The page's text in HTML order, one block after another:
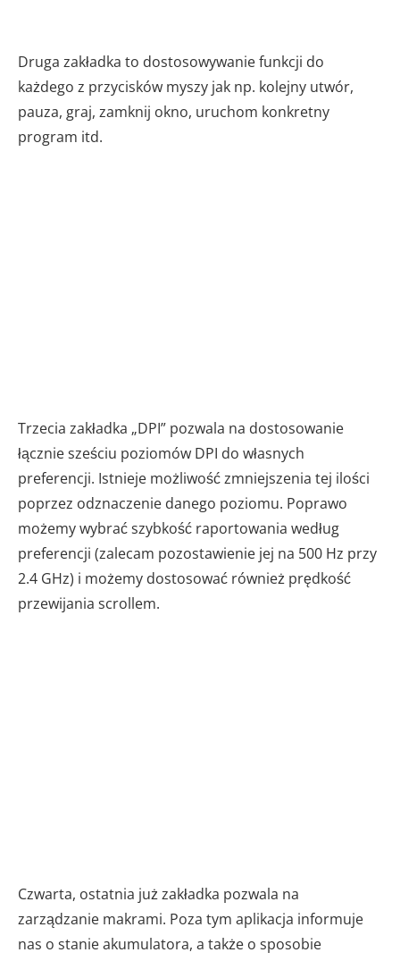
Druga zakładka to dostosowywanie funkcji do
każdego z przycisków myszy jak np. kolejny utwór,
pauza, graj, zamknij okno, uruchom konkretny
program itd.
Trzecia zakładka „DPI” pozwala na dostosowanie
łącznie sześciu poziomów DPI do własnych
preferencji. Istnieje możliwość zmniejszenia tej ilości
poprzez odznaczenie danego poziomu. Poprawo
możemy wybrać szybkość raportowania według
preferencji (zalecam pozostawienie jej na 500 Hz przy
2.4 GHz) i możemy dostosować również prędkość
przewijania scrollem.
Czwarta, ostatnia już zakładka pozwala na
zarządzanie makrami. Poza tym aplikacja informuje
nas o stanie akumulatora, a także o sposobie